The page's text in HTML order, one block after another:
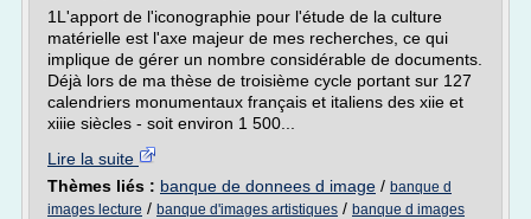
1L'apport de l'iconographie pour l'étude de la culture
matérielle est l'axe majeur de mes recherches, ce qui
implique de gérer un nombre considérable de documents.
Déjà lors de ma thèse de troisième cycle portant sur 127
calendriers monumentaux français et italiens des xiie et
xiiie siècles - soit environ 1 500...
Lire la suite
Thèmes liés : banque de donnees d image / banque d
images lecture / banque d'images artistiques / banque d images